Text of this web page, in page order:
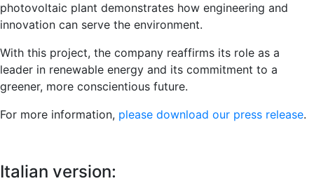
photovoltaic plant demonstrates how engineering and
innovation can serve the environment.
With this project, the company reaffirms its role as a
leader in renewable energy and its commitment to a
greener, more conscientious future.
For more information, please download our press release.
Italian version: